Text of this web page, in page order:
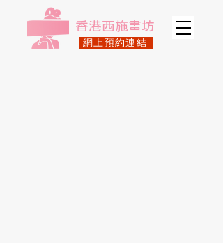
​香港西施畫坊
網上預約連結